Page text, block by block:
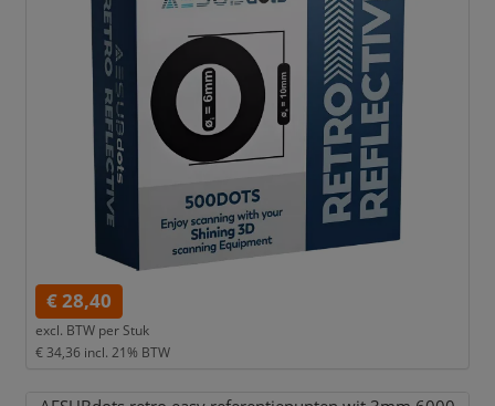
€ 28,40
excl. BTW per Stuk
€ 34,36 incl. 21% BTW